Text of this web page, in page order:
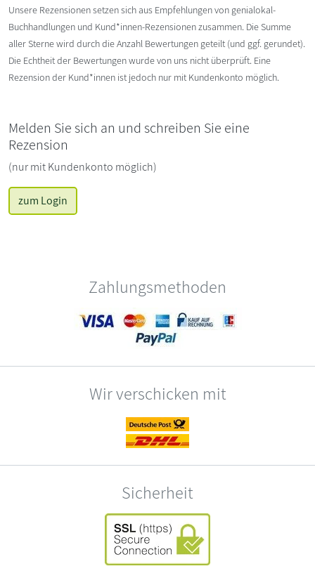
Unsere Rezensionen setzen sich aus Empfehlungen von genialokal-
Buchhandlungen und Kund*innen-Rezensionen zusammen. Die Summe
aller Sterne wird durch die Anzahl Bewertungen geteilt (und ggf. gerundet).
Die Echtheit der Bewertungen wurde von uns nicht überprüft. Eine
Rezension der Kund*innen ist jedoch nur mit Kundenkonto möglich.
Melden Sie sich an und schreiben Sie eine
Rezension
(nur mit Kundenkonto möglich)
zum Login
Zahlungsmethoden
Wir verschicken mit
Sicherheit